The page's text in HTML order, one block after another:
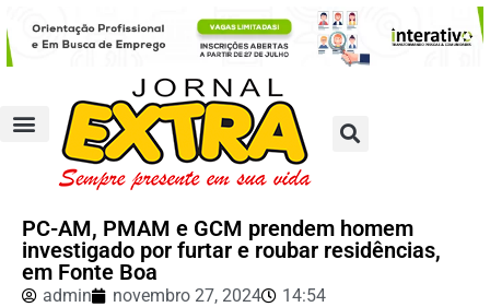
PC-AM, PMAM e GCM prendem homem
investigado por furtar e roubar residências,
em Fonte Boa
admin novembro 27, 2024
14:54